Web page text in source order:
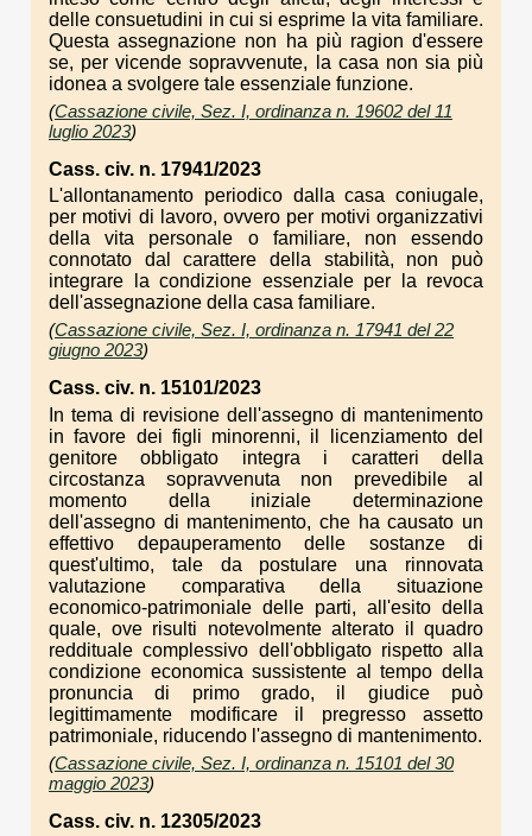
delle consuetudini in cui si esprime la vita familiare.
Questa assegnazione non ha più ragion d'essere
se, per vicende sopravvenute, la casa non sia più
idonea a svolgere tale essenziale funzione.
(Cassazione civile, Sez. I, ordinanza n. 19602 del 11
luglio 2023)
Cass. civ. n. 17941/2023
L'allontanamento periodico dalla casa coniugale,
per motivi di lavoro, ovvero per motivi organizzativi
della vita personale o familiare, non essendo
connotato dal carattere della stabilità, non può
integrare la condizione essenziale per la revoca
dell'assegnazione della casa familiare.
(Cassazione civile, Sez. I, ordinanza n. 17941 del 22
giugno 2023)
Cass. civ. n. 15101/2023
In tema di revisione dell'assegno di mantenimento
in favore dei figli minorenni, il licenziamento del
genitore obbligato integra i caratteri della
circostanza sopravvenuta non prevedibile al
momento della iniziale determinazione
dell'assegno di mantenimento, che ha causato un
effettivo depauperamento delle sostanze di
quest'ultimo, tale da postulare una rinnovata
valutazione comparativa della situazione
economico-patrimoniale delle parti, all'esito della
quale, ove risulti notevolmente alterato il quadro
reddituale complessivo dell'obbligato rispetto alla
condizione economica sussistente al tempo della
pronuncia di primo grado, il giudice può
legittimamente modificare il pregresso assetto
patrimoniale, riducendo l'assegno di mantenimento.
(Cassazione civile, Sez. I, ordinanza n. 15101 del 30
maggio 2023)
Cass. civ. n. 12305/2023